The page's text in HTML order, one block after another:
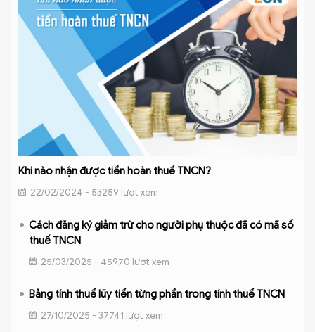
Khi nào nhận được tiền hoàn thuế TNCN?
22/02/2024 - 53259 lượt xem
Cách đăng ký giảm trừ cho người phụ thuộc đã có mã số
thuế TNCN
25/03/2025 - 45970 lượt xem
Bảng tính thuế lũy tiến từng phần trong tính thuế TNCN
27/10/2025 - 37741 lượt xem